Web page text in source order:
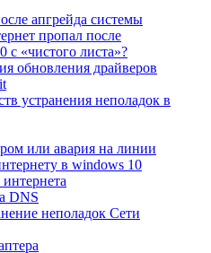
апгрейда системы
пропал после
с «чистого листа»?
обновления драйверов
устранения неполадок в
или авария на линии
в windows 10
DNS
неполадок Сети